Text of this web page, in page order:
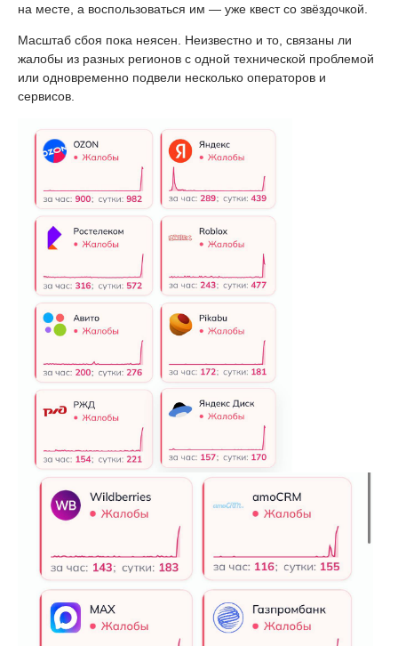
на месте, а воспользоваться им — уже квест со звёздочкой.
Масштаб сбоя пока неясен. Неизвестно и то, связаны ли
жалобы из разных регионов с одной технической проблемой
или одновременно подвели несколько операторов и
сервисов.